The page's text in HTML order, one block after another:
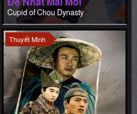
Cupid of Chou Dynasty
Thuyết Minh